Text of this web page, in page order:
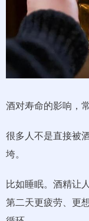
酒对寿命的影响，
很多人不是直接被
垮。
比如睡眠。酒精让
第二天更疲劳、更